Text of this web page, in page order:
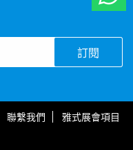
訂閱
聯繫我們 雅式展會項目